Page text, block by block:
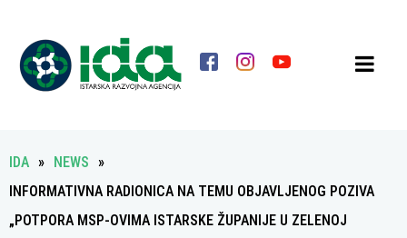
IDA » NEWS
»
INFORMATIVNA RADIONICA NA TEMU OBJAVLJENOG POZIVA
„POTPORA MSP-OVIMA ISTARSKE ŽUPANIJE U ZELENOJ